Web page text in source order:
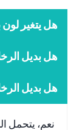
هل يتغير
هل بديل
هل بديل
نعم، يتحمل